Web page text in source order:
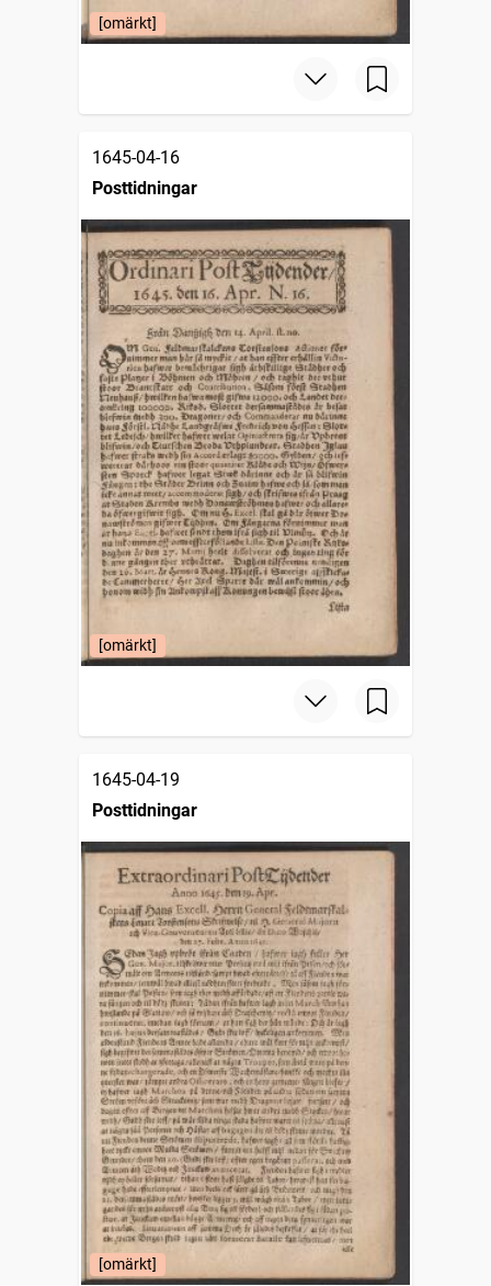
[omärkt]
1645-04-16
Posttidningar
[omärkt]
1645-04-19
Posttidningar
[omärkt]